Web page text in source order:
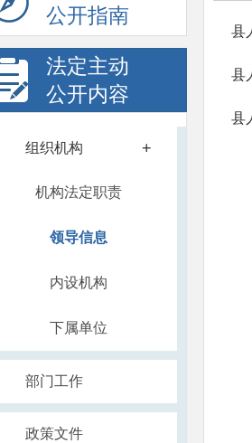
公开指南
法定主动
公开内容
组织机构 +
机构法定职责
领导信息
内设机构
下属单位
部门工作
政策文件
县
县
县